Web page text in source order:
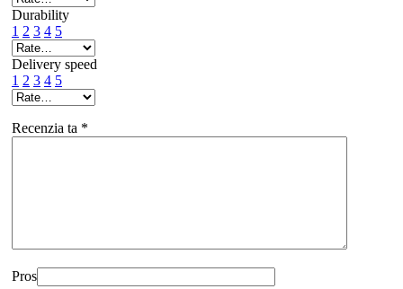
Durability
1 2 3 4 5
Delivery speed
1 2 3 4 5
Recenzia ta *
Pros